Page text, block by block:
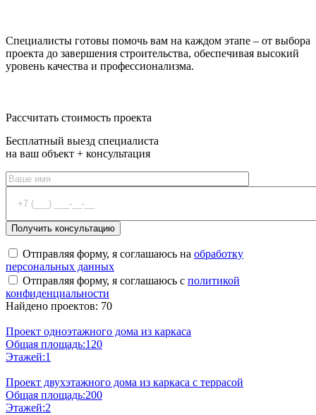
Специалисты готовы помочь вам на каждом этапе – от выбора
проекта до завершения строительства, обеспечивая высокий
уровень качества и профессионализма.
Рассчитать стоимость проекта
Бесплатный выезд специалиста
на ваш объект + консультация
Отправляя форму, я соглашаюсь на обработку
персональных данных
Отправляя форму, я соглашаюсь с политикой
конфиденциальности
Найдено проектов: 70
Проект одноэтажного дома из каркаса
Общая площадь:120
Этажей:1
Проект двухэтажного дома из каркаса с террасой
Общая площадь:200
Этажей:2